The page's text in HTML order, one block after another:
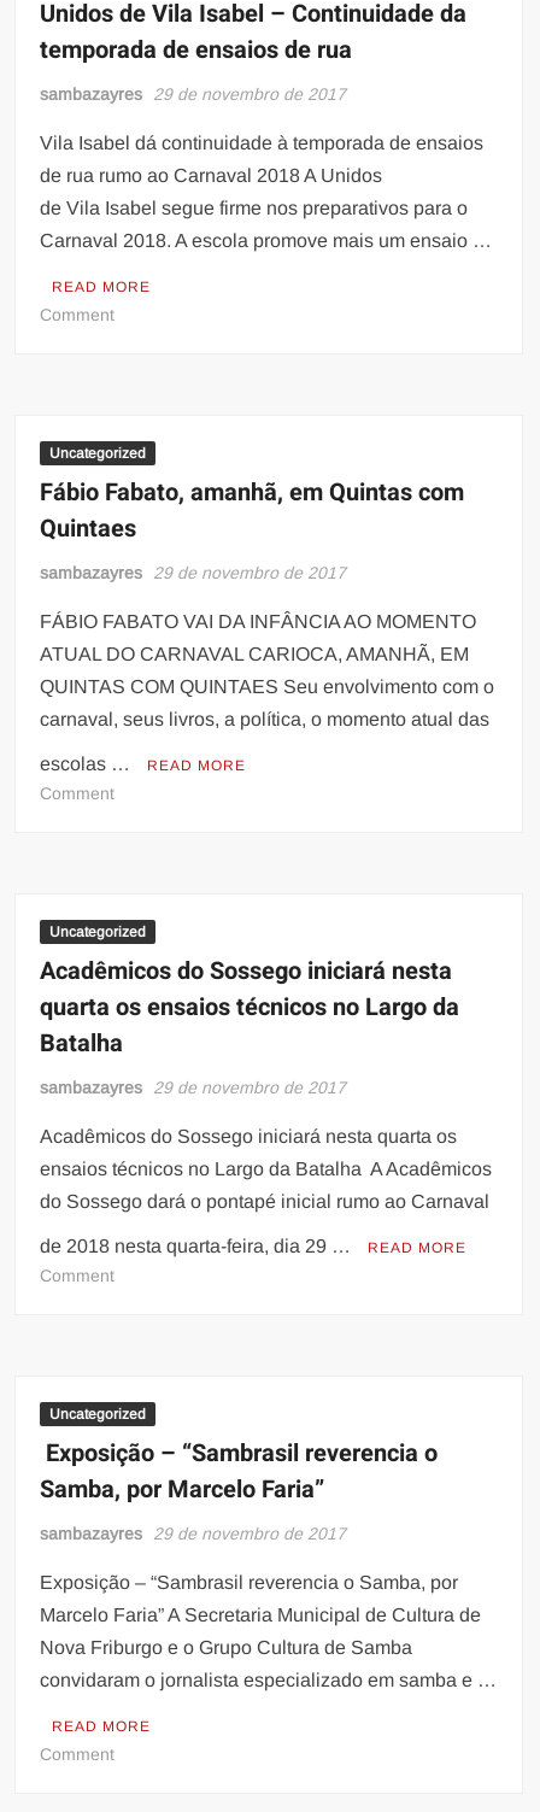
Unidos de Vila Isabel – Continuidade da
temporada de ensaios de rua
sambazayres 29 de novembro de 2017
Vila Isabel dá continuidade à temporada de ensaios
de rua rumo ao Carnaval 2018 A Unidos
de Vila Isabel segue firme nos preparativos para o
Carnaval 2018. A escola promove mais um ensaio …
READ MORE
Commenton
–
Continuidade
da
temporada
de
rua
Uncategorized
Fábio Fabato, amanhã, em Quintas com
Quintaes
sambazayres 29 de novembro de 2017
FÁBIO FABATO VAI DA INFÂNCIA AO MOMENTO
ATUAL DO CARNAVAL CARIOCA, AMANHÃ, EM
QUINTAS COM QUINTAES Seu envolvimento com o
carnaval, seus livros, a política, o momento atual das
escolas … READ MORE
Commenton
Quintas
com
Quintaes
Uncategorized
Acadêmicos do Sossego iniciará nesta
quarta os ensaios técnicos no Largo da
Batalha
sambazayres 29 de novembro de 2017
Acadêmicos do Sossego iniciará nesta quarta os
ensaios técnicos no Largo da Batalha A Acadêmicos
do Sossego dará o pontapé inicial rumo ao Carnaval
de 2018 nesta quarta-feira, dia 29 … READ MORE
Commenton
nesta
quarta
os
ensaios
técnicos
Largo
da
Uncategorized
Exposição – “Sambrasil reverencia o
Samba, por Marcelo Faria”
sambazayres 29 de novembro de 2017
Exposição – “Sambrasil reverencia o Samba, por
Marcelo Faria” A Secretaria Municipal de Cultura de
Nova Friburgo e o Grupo Cultura de Samba
convidaram o jornalista especializado em samba e …
READ MORE
Commenton